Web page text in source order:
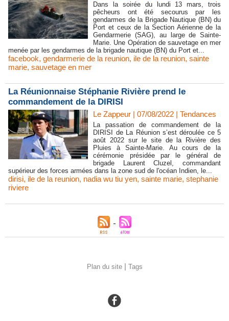
Dans la soirée du lundi 13 mars, trois
pêcheurs ont été secourus par les
gendarmes de la Brigade Nautique (BN) du
Port et ceux de la Section Aérienne de la
Gendarmerie (SAG), au large de Sainte-
Marie. Une Opération de sauvetage en mer
menée par les gendarmes de la brigade nautique (BN) du Port et...
facebook, gendarmerie de la reunion, ile de la reunion, sainte
marie, sauvetage en mer
La Réunionnaise Stéphanie Rivière prend le
commandement de la DIRISI
Le Zappeur | 07/08/2022 |Tendances
La passation de commandement de la
DIRISI de La Réunion s’est déroulée ce 5
août 2022 sur le site de la Rivière des
Pluies à Sainte-Marie. Au cours de la
cérémonie présidée par le général de
brigade Laurent Cluzel, commandant
supérieur des forces armées dans la zone sud de l'océan Indien, le...
dirisi, ile de la reunion, nadia wu tiu yen, sainte marie, stephanie
riviere
Plan du site | Tags